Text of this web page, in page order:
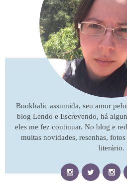
Bookhalic assumida, seu amor
blog Lendo e Escrevendo, há
eles me fez continuar. No blog e
muitas novidades, resenhas,
literário.